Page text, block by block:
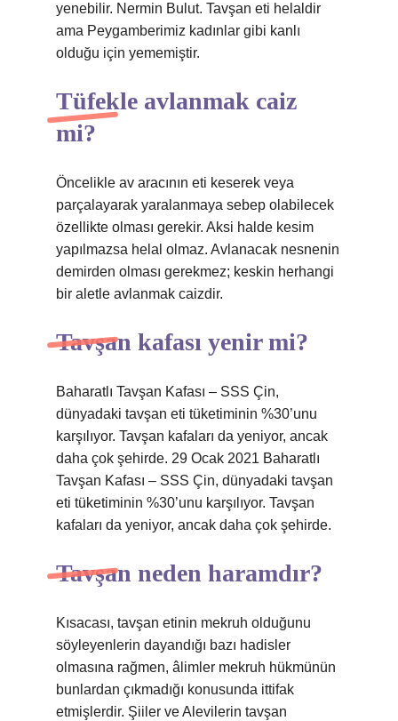
yenebilir. Nermin Bulut. Tavşan eti helaldir
ama Peygamberimiz kadınlar gibi kanlı
olduğu için yememiştir.
Tüfekle avlanmak caiz
mi?
Öncelikle av aracının eti keserek veya
parçalayarak yaralanmaya sebep olabilecek
özellikte olması gerekir. Aksi halde kesim
yapılmazsa helal olmaz. Avlanacak nesnenin
demirden olması gerekmez; keskin herhangi
bir aletle avlanmak caizdir.
Tavşan kafası yenir mi?
Baharatlı Tavşan Kafası – SSS Çin,
dünyadaki tavşan eti tüketiminin %30’unu
karşılıyor. Tavşan kafaları da yeniyor, ancak
daha çok şehirde. 29 Ocak 2021 Baharatlı
Tavşan Kafası – SSS Çin, dünyadaki tavşan
eti tüketiminin %30’unu karşılıyor. Tavşan
kafaları da yeniyor, ancak daha çok şehirde.
Tavşan neden haramdır?
Kısacası, tavşan etinin mekruh olduğunu
söyleyenlerin dayandığı bazı hadisler
olmasına rağmen, âlimler mekruh hükmünün
bunlardan çıkmadığı konusunda ittifak
etmişlerdir. Şiiler ve Alevilerin tavşan